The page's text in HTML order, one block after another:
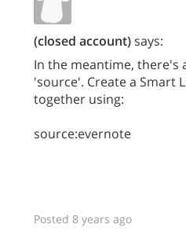
(closed account)says:
In the meantime, there's
'source'. Create a Smart
together using:
source:evernote
Posted 8 years ago